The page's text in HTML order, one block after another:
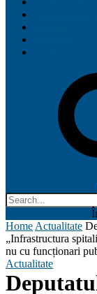
Home Actualitate
„Infrastructura
nu cu funcționari
Actualitate